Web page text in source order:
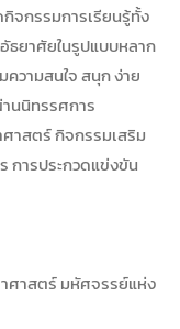
จกรรมการเรียนรู้ทั้ง
ธยาศัยในรูปแบบหลาก
ความสนใจ สนุก ง่าย
นนิทรรศการ
าสตร์ กิจกรรมเสริม
การประกวดแข่งขัน
ศาสตร์ มหัศจรรย์แห่ง